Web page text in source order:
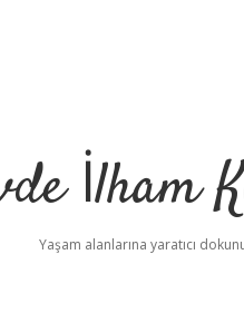
İlham
Yaşam alanlarına yaratıcı